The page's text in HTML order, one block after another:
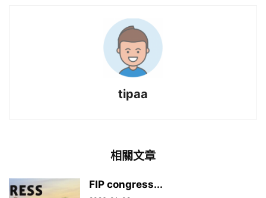
tipaa
相關文章
FIP congress...